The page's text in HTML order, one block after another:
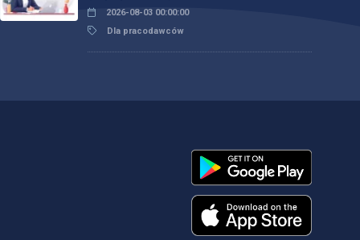
2026-08-03 00:00:00
Dla pracodawców